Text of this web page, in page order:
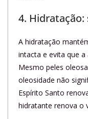
4.
A hidratação
intacta e evita que
Mesmo peles
oleosidade não
Espírito Santo
hidratante renova o